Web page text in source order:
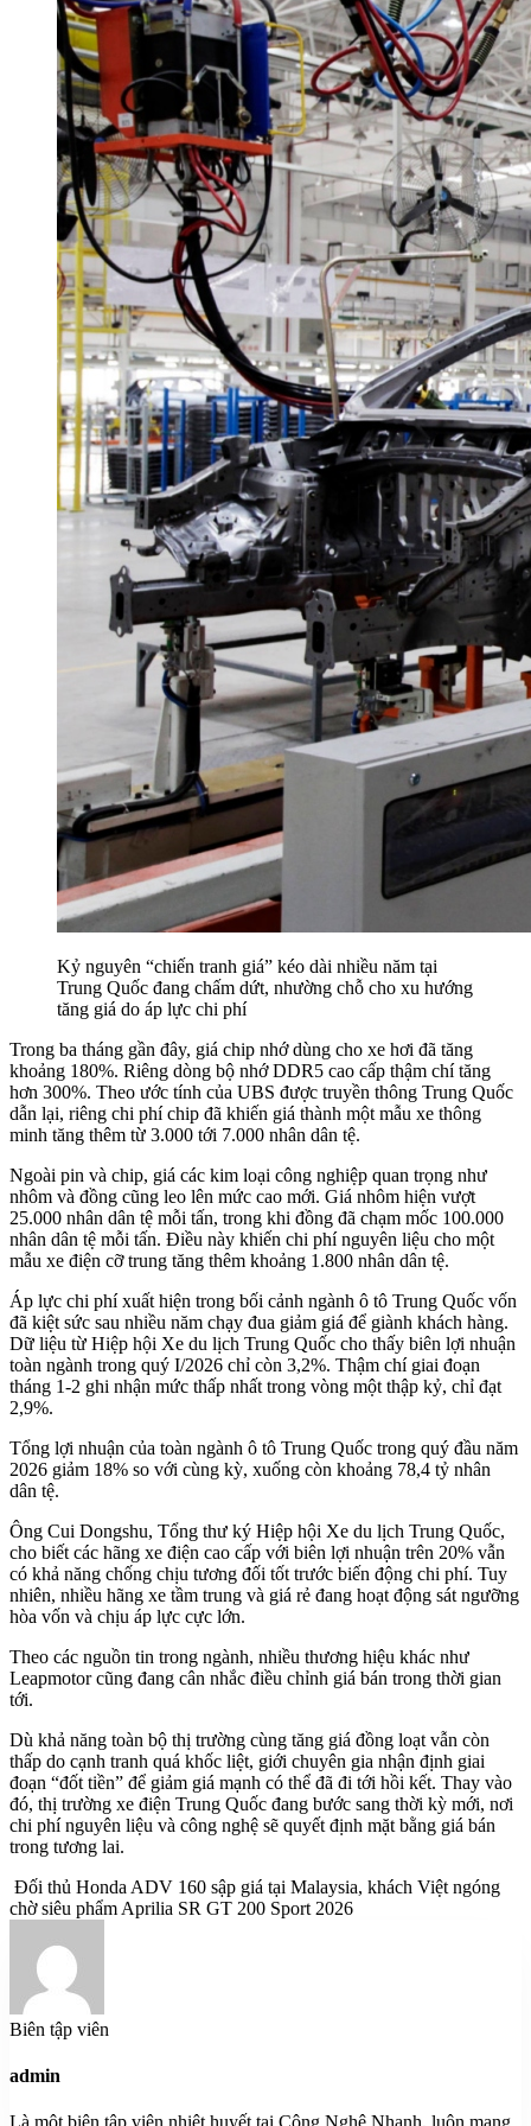
Kỷ nguyên “chiến tranh giá” kéo dài nhiều năm tại
Trung Quốc đang chấm dứt, nhường chỗ cho xu hướng
tăng giá do áp lực chi phí
Trong ba tháng gần đây, giá chip nhớ dùng cho xe hơi đã tăng
khoảng 180%. Riêng dòng bộ nhớ DDR5 cao cấp thậm chí tăng
hơn 300%. Theo ước tính của UBS được truyền thông Trung Quốc
dẫn lại, riêng chi phí chip đã khiến giá thành một mẫu xe thông
minh tăng thêm từ 3.000 tới 7.000 nhân dân tệ.
Ngoài pin và chip, giá các kim loại công nghiệp quan trọng như
nhôm và đồng cũng leo lên mức cao mới. Giá nhôm hiện vượt
25.000 nhân dân tệ mỗi tấn, trong khi đồng đã chạm mốc 100.000
nhân dân tệ mỗi tấn. Điều này khiến chi phí nguyên liệu cho một
mẫu xe điện cỡ trung tăng thêm khoảng 1.800 nhân dân tệ.
Áp lực chi phí xuất hiện trong bối cảnh ngành ô tô Trung Quốc vốn
đã kiệt sức sau nhiều năm chạy đua giảm giá để giành khách hàng.
Dữ liệu từ Hiệp hội Xe du lịch Trung Quốc cho thấy biên lợi nhuận
toàn ngành trong quý I/2026 chỉ còn 3,2%. Thậm chí giai đoạn
tháng 1-2 ghi nhận mức thấp nhất trong vòng một thập kỷ, chỉ đạt
2,9%.
Tổng lợi nhuận của toàn ngành ô tô Trung Quốc trong quý đầu năm
2026 giảm 18% so với cùng kỳ, xuống còn khoảng 78,4 tỷ nhân
dân tệ.
Ông Cui Dongshu, Tổng thư ký Hiệp hội Xe du lịch Trung Quốc,
cho biết các hãng xe điện cao cấp với biên lợi nhuận trên 20% vẫn
có khả năng chống chịu tương đối tốt trước biến động chi phí. Tuy
nhiên, nhiều hãng xe tầm trung và giá rẻ đang hoạt động sát ngưỡng
hòa vốn và chịu áp lực cực lớn.
Theo các nguồn tin trong ngành, nhiều thương hiệu khác như
Leapmotor cũng đang cân nhắc điều chỉnh giá bán trong thời gian
tới.
Dù khả năng toàn bộ thị trường cùng tăng giá đồng loạt vẫn còn
thấp do cạnh tranh quá khốc liệt, giới chuyên gia nhận định giai
đoạn “đốt tiền” để giảm giá mạnh có thể đã đi tới hồi kết. Thay vào
đó, thị trường xe điện Trung Quốc đang bước sang thời kỳ mới, nơi
chi phí nguyên liệu và công nghệ sẽ quyết định mặt bằng giá bán
trong tương lai.
Đối thủ Honda ADV 160 sập giá tại Malaysia, khách Việt ngóng
chờ siêu phẩm Aprilia SR GT 200 Sport 2026
Biên tập viên
admin